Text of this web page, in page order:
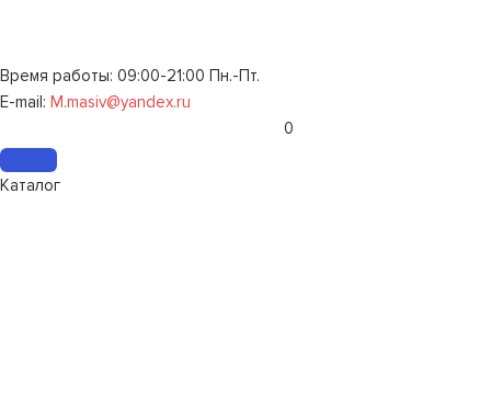
Время работы: 09:00-21:00 Пн.-Пт.
E-mail: M.masiv@yandex.ru
0
Каталог